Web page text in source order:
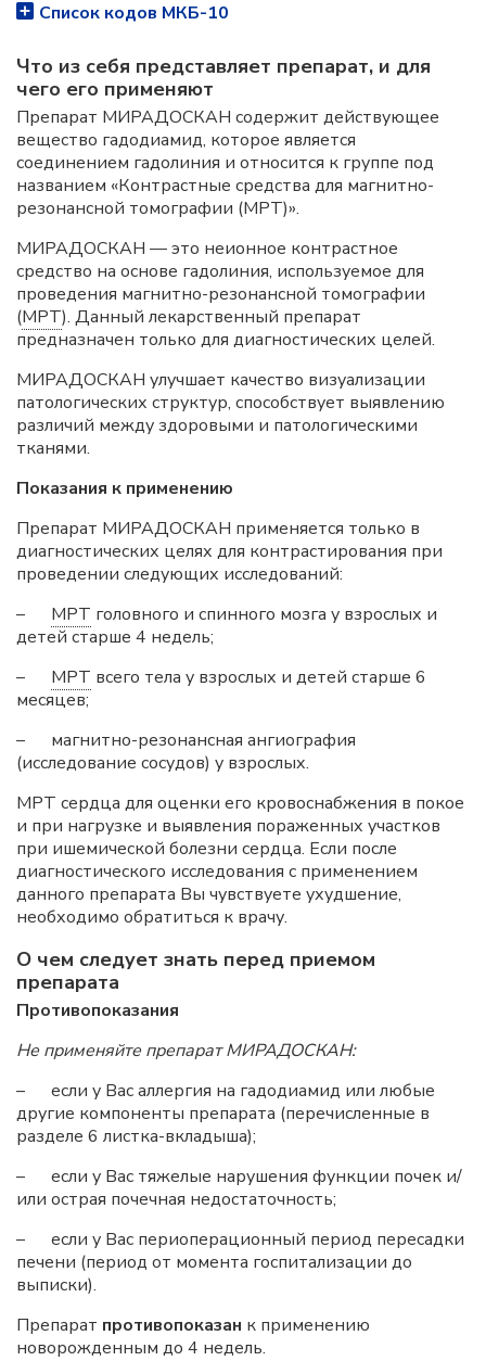
Список кодов МКБ-10
Что из себя представляет препарат, и для
чего его применяют
Препарат МИРАДОСКАН содержит действующее
вещество гадодиамид, которое является
соединением гадолиния и относится к группе под
названием «Контрастные средства для магнитно-
резонансной томографии (МРТ)».
МИРАДОСКАН — это неионное контрастное
средство на основе гадолиния, используемое для
проведения магнитно-резонансной томографии
(МРТ). Данный лекарственный препарат
предназначен только для диагностических целей.
МИРАДОСКАН улучшает качество визуализации
патологических структур, способствует выявлению
различий между здоровыми и патологическими
тканями.
Показания к применению
Препарат МИРАДОСКАН применяется только в
диагностических целях для контрастирования при
проведении следующих исследований:
– МРТ головного и спинного мозга у взрослых и
детей старше 4 недель;
– МРТ всего тела у взрослых и детей старше 6
месяцев;
– магнитно-резонансная ангиография
(исследование сосудов) у взрослых.
МРТ сердца для оценки его кровоснабжения в покое
и при нагрузке и выявления пораженных участков
при ишемической болезни сердца. Если после
диагностического исследования с применением
данного препарата Вы чувствуете ухудшение,
необходимо обратиться к врачу.
О чем следует знать перед приемом
препарата
Противопоказания
Не применяйте препарат МИРАДОСКАН:
– если у Вас аллергия на гадодиамид или любые
другие компоненты препарата (перечисленные в
разделе 6 листка-вкладыша);
– если у Вас тяжелые нарушения функции почек и/
или острая почечная недостаточность;
– если у Вас периоперационный период пересадки
печени (период от момента госпитализации до
выписки).
Препарат противопоказан к применению
новорожденным до 4 недель.